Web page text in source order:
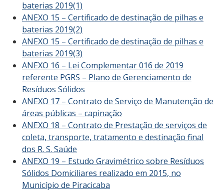
baterias 2019(1)
ANEXO 15 – Certificado de destinação de pilhas e
baterias 2019(2)
ANEXO 15 – Certificado de destinação de pilhas e
baterias 2019(3)
ANEXO 16 – Lei Complementar 016 de 2019
referente PGRS – Plano de Gerenciamento de
Resíduos Sólidos
ANEXO 17 – Contrato de Serviço de Manutenção de
áreas públicas – capinação
ANEXO 18 – Contrato de Prestação de serviços de
coleta, transporte, tratamento e destinação final
dos R. S. Saúde
ANEXO 19 – Estudo Gravimétrico sobre Resíduos
Sólidos Domiciliares realizado em 2015, no
Município de Piracicaba